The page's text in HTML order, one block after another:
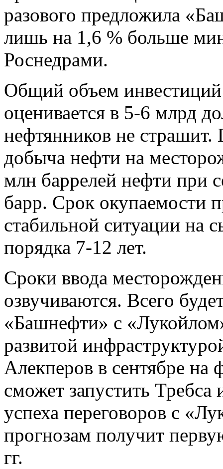
разового предложила
лишь на 1,6 % больше
Роснедрами.
Общий объем
оценивается в 5-6 млрд
нефтянников не страшит.
добыча нефти на
млн баррелей нефти при
барр. Срок окупаемости
стабильной ситуации на
порядка 7-12 лет.
Сроки ввода
озвучиваются. Всего
«Башнефти» с
развитой
Алекперов в сентябре на
сможет запустить Требса
успеха переговоров с
прогнозам получит
гг.